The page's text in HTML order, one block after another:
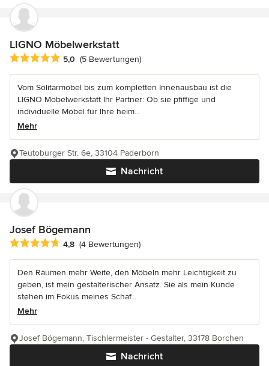
LIGNO Möbelwerkstatt
Durchschnittliche Bewertung: 5 von 5 Sternen
5,0 (5 Bewertungen)
Vom Solitärmöbel bis zum kompletten Innenausbau ist die
LIGNO Möbelwerkstatt Ihr Partner: Ob sie pfiffige und
individuelle Möbel für Ihre heim...
Mehr
Nachricht
Teutoburger Str. 6e, 33104 Paderborn
Josef Bögemann
Durchschnittliche Bewertung: 4.8 von 5 Sternen
4,8 (4 Bewertungen)
Den Räumen mehr Weite, den Möbeln mehr Leichtigkeit zu
geben, ist mein gestalterischer Ansatz. Sie als mein Kunde
stehen im Fokus meines Schaf...
Mehr
Nachricht
Josef Bögemann, Tischlermeister - Gestalter, 33178 Borchen